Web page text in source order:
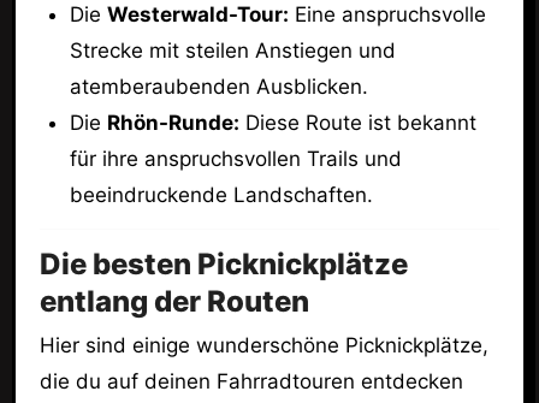
DieWesterwald-Tour: Eine anspruchsvolle
Strecke mit steilen Anstiegen und
atemberaubenden Ausblicken.
Die Rhön-Runde: Diese Route ist bekannt
für ihre anspruchsvollen Trails und
beeindruckende Landschaften.
Die besten Picknickplätze
entlang der Routen
Hier sind einige wunderschöne Picknickplätze,
die du auf deinen Fahrradtouren entdecken